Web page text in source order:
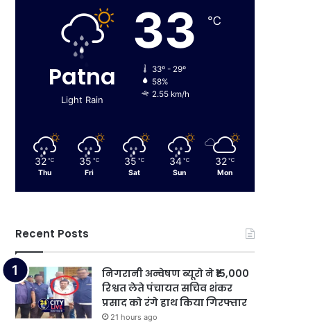
Patna
Light Rain
33 ℃
33º - 29º
58%
2.55 km/h
32 ℃
Thu
35 ℃
Fri
35 ℃
Sat
34 ℃
Sun
32 ℃
Mon
Recent Posts
निगरानी अन्वेषण ब्यूरो ने ₹15,000
रिश्वत लेते पंचायत सचिव शंकर
प्रसाद को रंगे हाथ किया गिरफ्तार
21 hours ago